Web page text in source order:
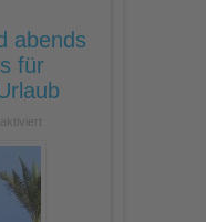
abends
für
für
Sonnenbaden
abends
Reisetipps